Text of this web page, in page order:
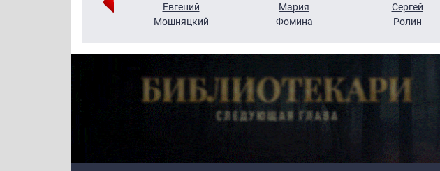
Евгений
Мошняцкий
Мария
Фомина
Сергей
Ролин